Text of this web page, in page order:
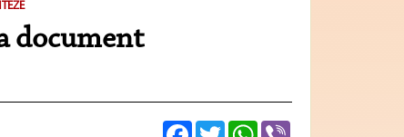
document
FacebookTwitterWhatsApp